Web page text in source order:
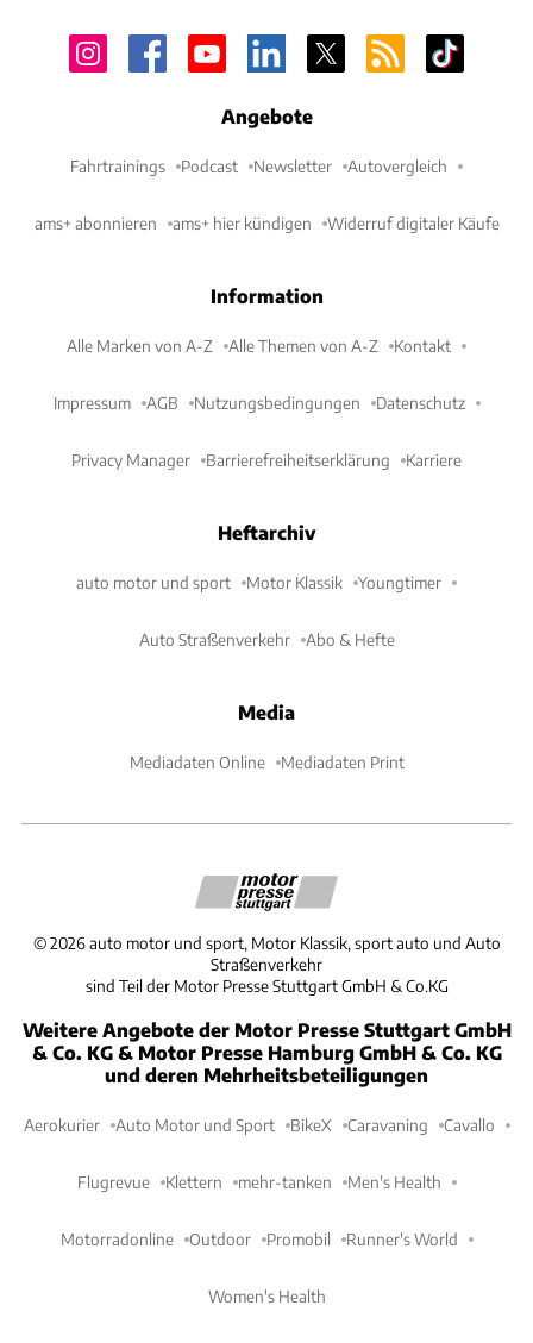
Angebote
Fahrtrainings Podcast Newsletter Autovergleich
ams+ abonnieren ams+ hier kündigen Widerruf digitaler Käufe
Information
Alle Marken von A-Z Alle Themen von A-Z Kontakt
Impressum AGB Nutzungsbedingungen Datenschutz
Privacy Manager Barrierefreiheitserklärung Karriere
Heftarchiv
auto motor und sport Motor Klassik Youngtimer
Auto Straßenverkehr Abo & Hefte
Media
Mediadaten Online Mediadaten Print
©2026 auto motor und sport, Motor Klassik, sport auto und Auto
Straßenverkehr
sind Teil der Motor Presse Stuttgart GmbH & Co.KG
Weitere Angebote der Motor Presse Stuttgart GmbH
& Co. KG & Motor Presse Hamburg GmbH & Co. KG
und deren Mehrheitsbeteiligungen
Aerokurier Auto Motor und Sport BikeX Caravaning Cavallo
Flugrevue Klettern mehr-tanken Men's Health
Motorradonline Outdoor Promobil Runner's World
Women's Health